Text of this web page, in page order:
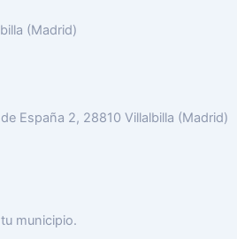
(Madrid)
España 2, 28810 Villalbilla (Madrid)
municipio.